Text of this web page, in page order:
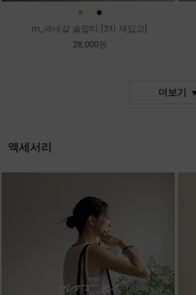
● ●
m_세네갈 슬랍티 [3차 재입고]
28,000원
더보기
액세서리